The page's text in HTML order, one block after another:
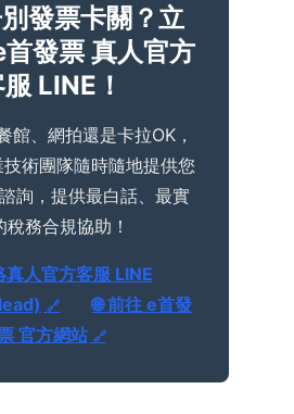
發票卡關？立
發票 真人官方
LINE！
館、網拍還是卡拉OK，
術團隊隨時隨地提供您
詢，提供最白話、最實
稅務合規協助！
真人官方客服 LINE
🌐 前往 e首發
官方網站